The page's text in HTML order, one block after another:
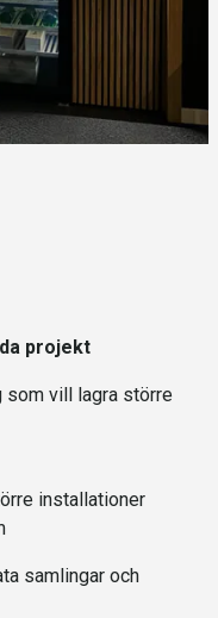
projekt
som vill lagra större
installationer
samlingar och